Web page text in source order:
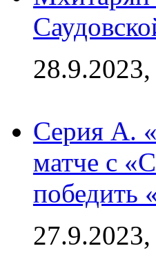
Серия А.
матче с
победить